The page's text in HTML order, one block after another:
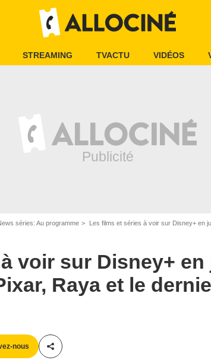
STREAMING TVACTU VIDÉOS
séries: Au programme Les films et séries à voir sur Disney+ en
voir sur Disney+
Raya et le
nous
Partager cet article